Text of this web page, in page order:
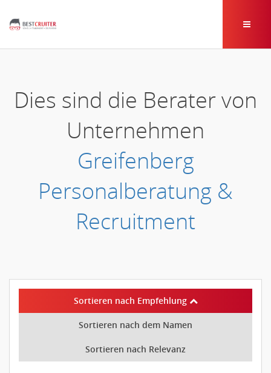
Dies sind die Berater von
Unternehmen
Greifenberg
Personalberatung &
Recruitment
Sortieren nach Empfehlung
Sortieren nach dem Namen
Sortieren nach Relevanz